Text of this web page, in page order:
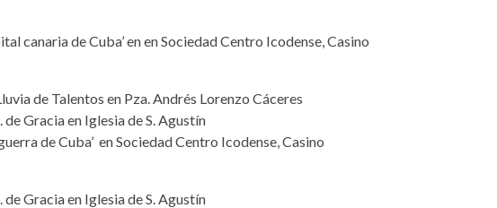
canaria de Cuba’ en en Sociedad Centro Icodense, Casino
de Talentos en Pza. Andrés Lorenzo Cáceres
Gracia en Iglesia de S. Agustín
de Cuba’ en Sociedad Centro Icodense, Casino
Gracia en Iglesia de S. Agustín